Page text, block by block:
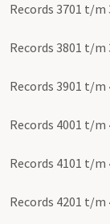
Records 3701 t/m
Records 3801 t/m
Records 3901 t/m
Records 4001 t/m
Records 4101 t/m
Records 4201 t/m